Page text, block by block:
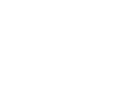
개(SEC, 2025. 3. 31)의 정규